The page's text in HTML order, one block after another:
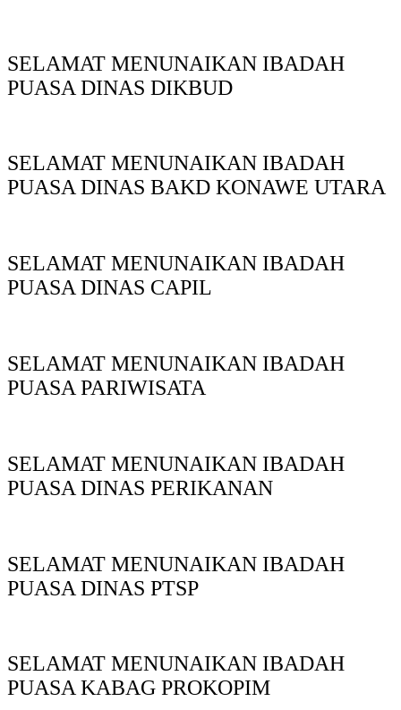
SELAMAT MENUNAIKAN IBADAH
PUASA DINAS DIKBUD
SELAMAT MENUNAIKAN IBADAH
PUASA DINAS BAKD KONAWE UTARA
SELAMAT MENUNAIKAN IBADAH
PUASA DINAS CAPIL
SELAMAT MENUNAIKAN IBADAH
PUASA PARIWISATA
SELAMAT MENUNAIKAN IBADAH
PUASA DINAS PERIKANAN
SELAMAT MENUNAIKAN IBADAH
PUASA DINAS PTSP
SELAMAT MENUNAIKAN IBADAH
PUASA KABAG PROKOPIM